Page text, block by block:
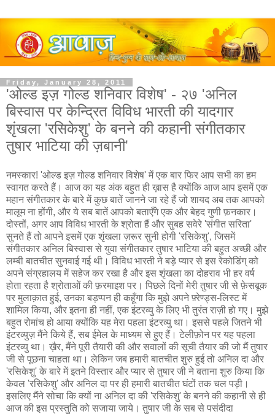
Friday, January 28, 2011
'ओल्ड इज़ गोल्ड शनिवार विशेष' - २७ 'अनिल
बिस्वास पर केन्द्रित विविध भारती की यादगार
शृंखला 'रसिकेशु' के बनने की कहानी संगीतकार
तुषार भाटिया की ज़बानी'
नमस्कार! 'ओल्ड इज़ गोल्ड शनिवार विशेष' में एक बार फिर आप सभी का हम
स्वागत करते हैं। आज का यह अंक बहुत ही ख़ास है क्योंकि आज आप इसमें एक
महान संगीतकार के बारे में कुछ बातें जानने जा रहे हैं जो शायद अब तक आपको
मालूम ना होंगी, और ये सब बातें आपको बताएँगे एक और बेहद गुणी फ़नकार।
दोस्तों, अगर आप विविध भारती के श्रोता हैं और सुबह सवेरे 'संगीत सरिता'
सुनते हैं तो आपने इसमें एक शृंखला ज़रूर सुनी होगी 'रसिकेशु', जिसमें
संगीतकार अनिल बिस्वास से युवा संगीतकार तुषार भाटिया की बहुत अच्छी और
लम्बी बातचीत सुनवाई गई थी। विविध भारती ने बड़े प्यार से इस रेकोडिंग् को
अपने संग्रहालय में सहेज कर रखा है और इस शृंखला का दोहराव भी हर वर्ष
होता रहता है श्रोताओं की फ़रमाइश पर। पिछले दिनों मेरी तुषार जी से फ़ेसबूक
पर मुलाक़ात हुई, उनका बड़प्पन ही कहूँगा कि मुझे अपने फ़्रेण्ड्स-लिस्ट में
शामिल किया, और इतना ही नहीं, एक इंटरव्यु के लिए भी तुरंत राज़ी हो गए। मुझे
बहुत रोमांच हो आया क्योंकि यह मेरा पहला इंटरव्यु था। इससे पहले जितने भी
इंटरव्युज़ मैंने किये हैं, सब ईमेल के माध्यम से हुए हैं। टेलीफ़ोन पर यह पहला
इंटरव्यु था। ख़ैर, मैंने पूरी तैयारी की और सवालों की सूची तैयार की जो मैं तुषार
जी से पूछना चाहता था। लेकिन जब हमारी बातचीत शुरु हुई तो अनिल दा और
'रसिकेशु' के बारे में इतने विस्तार और प्यार से तुषार जी ने बताना शुरु किया कि
केवल 'रसिकेशु' और अनिल दा पर ही हमारी बातचीत घंटों तक चल पड़ी।
इसलिए मैंने सोचा कि क्यों ना अनिल दा की 'रसिकेशु' के बनने की कहानी से ही
आज की इस प्रस्तुति को सजाया जाये। तुषार जी के सब से पसंदीदा